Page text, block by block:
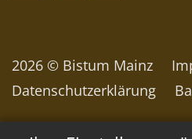
2026 © Bistum Mainz
Datenschutzerklärung